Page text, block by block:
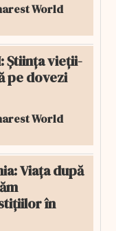
World
Știința vieții-
pe dovezi
World
Viața după
în